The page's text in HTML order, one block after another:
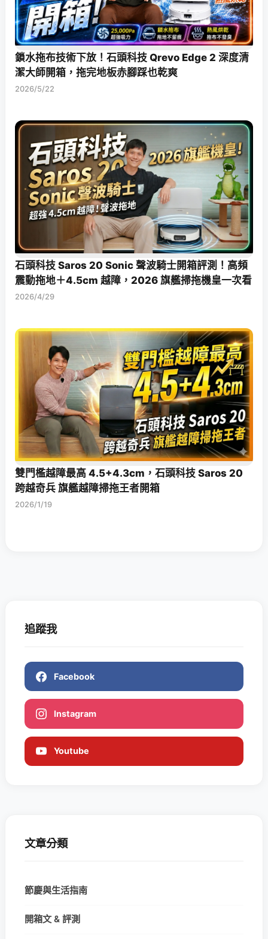
鎖水拖布技術下放！石頭科技 Qrevo Edge 2 深度清
潔大師開箱，拖完地板赤腳踩也乾爽
2026/5/22
石頭科技 Saros 20 Sonic 聲波騎士開箱評測！高頻
震動拖地＋4.5cm 越障，2026 旗艦掃拖機皇一次看
2026/4/29
雙門檻越障最高 4.5+4.3cm，石頭科技 Saros 20
跨越奇兵 旗艦越障掃拖王者開箱
2026/1/19
追蹤我
Facebook
Instagram
Youtube
文章分類
節慶與生活指南
開箱文 & 評測